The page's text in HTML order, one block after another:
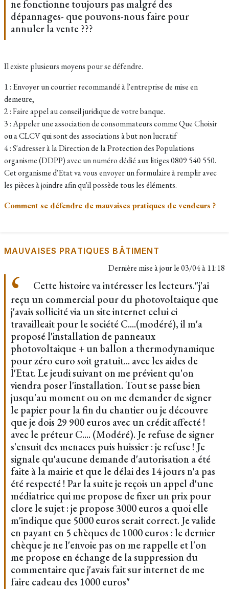
ne fonctionne toujours pas malgré des
dépannages- que pouvons-nous faire pour
annuler la vente ???
Il existe plusieurs moyens pour se défendre.
1 : Envoyer un courrier recommandé à l'entreprise de mise en
demeure,
2 : Faire appel au conseil juridique de votre banque.
3 : Appeler une association de consommateurs comme Que Choisir
ou a CLCV qui sont des associations à but non lucratif
4 : S'adresser à la Direction de la Protection des Populations
organisme (DDPP) avec un numéro dédié aux litiges 0809 540 550.
Cet organisme d'Etat va vous envoyer un formulaire à remplir avec
les pièces à joindre afin qu'il possède tous les éléments.
Comment se défendre de mauvaises pratiques de vendeurs ?
MAUVAISES PRATIQUES BÂTIMENT
Dernière mise à jour le03/04 à 11:18
Cette histoire va intéresser les lecteurs."j'ai
reçu un commercial pour du photovoltaique que
j'avais sollicité via un site internet celui ci
travailleait pour le société C....(modéré), il m'a
proposé l'installation de panneaux
photovoltaique + un ballon a thermodynamique
pour zéro euro soit gratuit... avec les aides de
l'Etat. Le jeudi suivant on me prévient qu'on
viendra poser l'installation. Tout se passe bien
jusqu'au moment ou on me demander de signer
le papier pour la fin du chantier ou je découvre
que je dois 29 900 euros avec un crédit affecté !
avec le préteur C.... (Modéré). Je refuse de signer
s'ensuit des menaces puis huissier : je refuse ! Je
signale qu'aucune demande d'autorisation a été
faite à la mairie et que le délai des 14 jours n'a pas
été respecté ! Par la suite je reçois un appel d'une
médiatrice qui me propose de fixer un prix pour
clore le sujet : je propose 3000 euros a quoi elle
m'indique que 5000 euros serait correct. Je valide
en payant en 5 chèques de 1000 euros : le dernier
chèque je ne l'envoie pas on me rappelle et l'on
me propose en échange de la suppression du
commentaire que j'avais fait sur internet de me
faire cadeau des 1000 euros"